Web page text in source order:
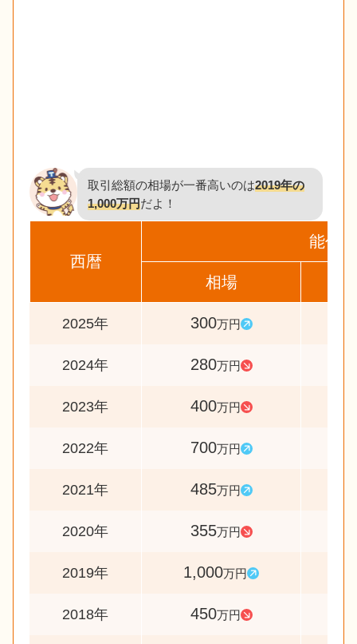
取引総額の相場が一番高いのは2019年の
1,000万円だよ！
西暦
能代市
相場
2025年 300万円
2024年 280万円
2023年 400万円
2022年 700万円
2021年 485万円
2020年 355万円
2019年 1,000万円
2018年 450万円